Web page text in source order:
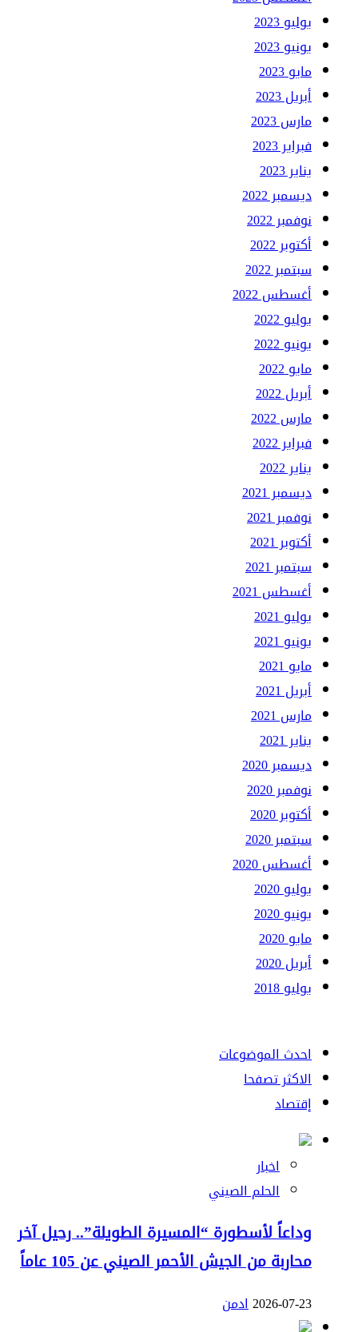
يوليو 2023
يونيو 2023
مايو 2023
أبريل 2023
مارس 2023
فبراير 2023
يناير 2023
ديسمبر 2022
نوفمبر 2022
أكتوبر 2022
سبتمبر 2022
أغسطس 2022
يوليو 2022
يونيو 2022
مايو 2022
أبريل 2022
مارس 2022
فبراير 2022
يناير 2022
ديسمبر 2021
نوفمبر 2021
أكتوبر 2021
سبتمبر 2021
أغسطس 2021
يوليو 2021
يونيو 2021
مايو 2021
أبريل 2021
مارس 2021
يناير 2021
ديسمبر 2020
نوفمبر 2020
أكتوبر 2020
سبتمبر 2020
أغسطس 2020
يوليو 2020
يونيو 2020
مايو 2020
أبريل 2020
يوليو 2018
احدث الموضوعات
الاكثر تصفحا
إقتصاد
اخبار
الحلم الصيني
وداعاً لأسطورة “المسيرة الطويلة”.. رحيل آخر
محاربة من الجيش الأحمر الصيني عن 105 عاماً
2026-07-23ادمن